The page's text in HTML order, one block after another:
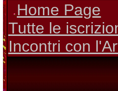
Home Page
Tutte le
Incontri con